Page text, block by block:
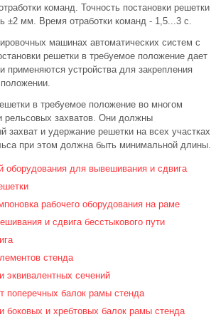
команд. Точность постановки решетки
±2 мм. Время отработки команд - 1,5...3 с.
машинах автоматических систем с
решетки в требуемое положение дает
применяются устройства для закрепления
в требуемое положение во многом
рельсовых захватов. Они должны
захват и удержание решетки на всех участках
при этом должна быть минимальной длины.
оборудования для вывешивания и сдвига
рабочего оборудования на раме
и сдвига бесстыкового пути
стенда
эквивалентных сечений
поперечных балок рамы стенда
боковых и хребтовых балок рамы стенда